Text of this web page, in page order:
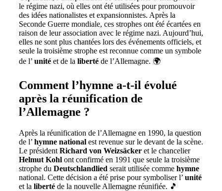
le régime nazi, où elles ont été utilisées pour promouvoir
des idées nationalistes et expansionnistes. Après la
Seconde Guerre mondiale, ces strophes ont été écartées en
raison de leur association avec le régime nazi. Aujourd’hui,
elles ne sont plus chantées lors des événements officiels, et
seule la troisième strophe est reconnue comme un symbole
de l’ unité et de la liberté de l’Allemagne. 🌍
Comment l’hymne a-t-il évolué
après la réunification de
l’Allemagne ?
Après la réunification de l’Allemagne en 1990, la question
de l’ hymne national est revenue sur le devant de la scène.
Le président Richard von Weizsäcker et le chancelier
Helmut Kohl ont confirmé en 1991 que seule la troisième
strophe du Deutschlandlied serait utilisée comme hymne
national. Cette décision a été prise pour symboliser l’ unité
et la liberté de la nouvelle Allemagne réunifiée. 🎵